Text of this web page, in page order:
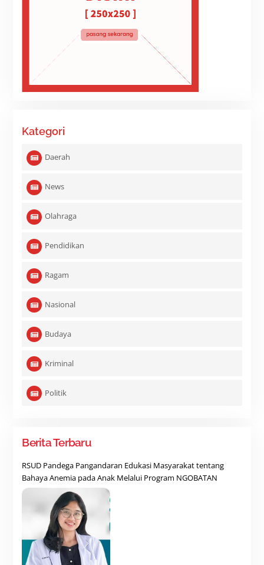
Kategori
Daerah
News
Olahraga
Pendidikan
Ragam
Nasional
Budaya
Kriminal
Politik
Berita Terbaru
RSUD Pandega Pangandaran Edukasi Masyarakat tentang
Bahaya Anemia pada Anak Melalui Program NGOBATAN